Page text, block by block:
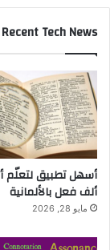
Recent Tech News
ألف فعل بالألمانية
مايو 28, 2026